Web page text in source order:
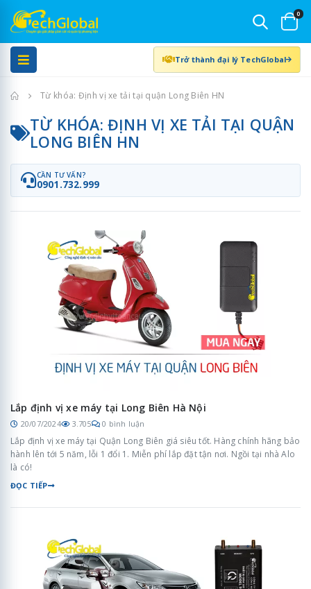
0
Trở thành đại lý TechGlobal
Trang chủTừ khóa: Định vị xe tải tại quận Long Biên HN
TỪ KHÓA: ĐỊNH VỊ XE TẢI TẠI QUẬN
LONG BIÊN HN
CẦN TƯ VẤN?
0901.732.999
Lắp định vị xe máy tại Long Biên Hà Nội
20/07/2024 3.705 0 bình luận
Lắp định vị xe máy tại Quận Long Biên giá siêu tốt. Hàng chính hãng bảo
hành lên tới 5 năm, lỗi 1 đổi 1. Miễn phí lắp đặt tận nơi. Ngồi tại nhà Alo
là có!
ĐỌC TIẾP